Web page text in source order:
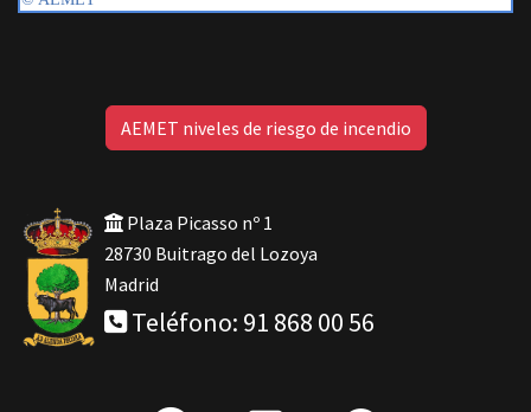
AEMET niveles de riesgo de incendio
Plaza Picasso nº 1
28730 Buitrago del Lozoya
Madrid
Teléfono: 91 868 00 56